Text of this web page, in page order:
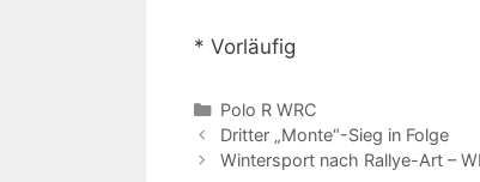
* Vorläufig
Kategorien
Polo R WRC
Dritter „Monte“-Sieg in Folge
Wintersport nach Rallye-Art –